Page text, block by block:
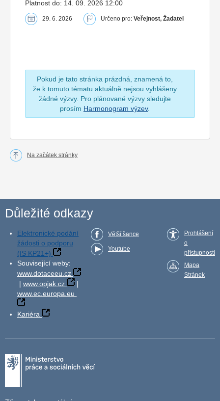
Platnost do: 14. 09. 2026 12:00
29. 6. 2026 Určeno pro: Veřejnost, Žadatel
Pokud je tato stránka prázdná, znamená to,
že k tomuto tématu aktuálně nejsou vyhlášeny
žádné výzvy. Pro plánované výzvy sledujte
prosím Harmonogram výzev.
Na začátek stránky
Důležité odkazy
Elektronické podání
žádosti o podporu
(IS KP21+)
Související weby:
www.dotaceeu.cz
| www.opjak.cz
|
www.ec.europa.eu
Kariéra
Větší šance
Youtube
Prohlášení
o
přístupnosti
Mapa
Stránek